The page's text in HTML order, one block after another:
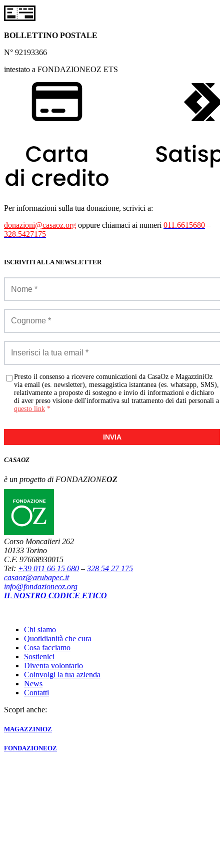
BOLLETTINO POSTALE
N° 92193366
intestato a FONDAZIONEOZ ETS
Per informazioni sulla tua donazione, scrivici a:
donazioni@casaoz.org oppure chiamaci ai numeri 011.6615680 –
328.5427175
ISCRIVITI ALLA NEWSLETTER
Presto il consenso a ricevere comunicazioni da CasaOz e MagazziniOz
via email (es. newsletter), messaggistica istantanea (es. whatsapp, SMS),
relativamente a proposte di sostegno e invio di informazioni e dichiaro
di aver preso visione dell'informativa sul trattamento dei dati personali a
questo link *
INVIA
CASAOZ
è un progetto di FONDAZIONEOZ
Corso Moncalieri 262
10133 Torino
C.F. 97668930015
Tel: +39 011 66 15 680 – 328 54 27 175
casaoz@arubapec.it
info@fondazioneoz.org
IL NOSTRO CODICE ETICO
Chi siamo
Quotidianità che cura
Cosa facciamo
Sostienici
Diventa volontario
Coinvolgi la tua azienda
News
Contatti
Scopri anche:
MAGAZZINIOZ
FONDAZIONEOZ